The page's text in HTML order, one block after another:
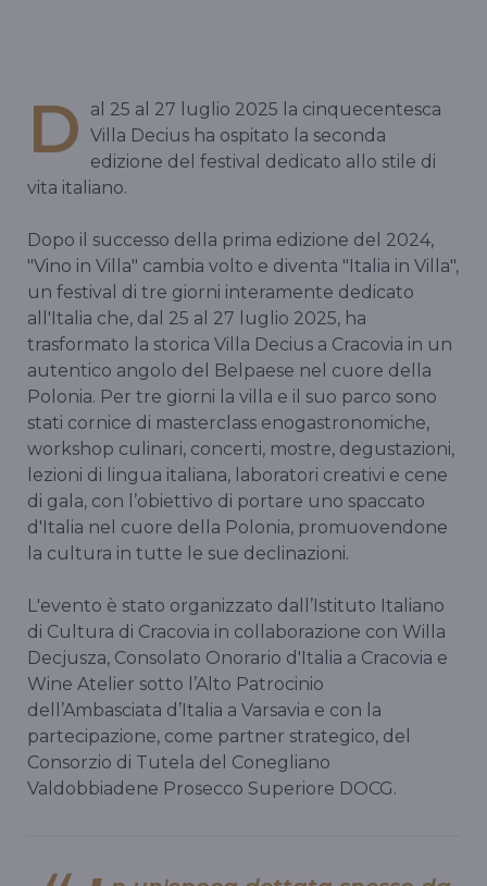
D
al 25 al 27 luglio 2025 la cinquecentesca
Villa Decius ha ospitato la seconda
edizione del festival dedicato allo stile di
vita italiano.
Dopo il successo della prima edizione del 2024,
"Vino in Villa" cambia volto e diventa "Italia in Villa",
un festival di tre giorni interamente dedicato
all'Italia che, dal 25 al 27 luglio 2025, ha
trasformato la storica Villa Decius a Cracovia in un
autentico angolo del Belpaese nel cuore della
Polonia. Per tre giorni la villa e il suo parco sono
stati cornice di masterclass enogastronomiche,
workshop culinari, concerti, mostre, degustazioni,
lezioni di lingua italiana, laboratori creativi e cene
di gala, con l’obiettivo di portare uno spaccato
d'Italia nel cuore della Polonia, promuovendone
la cultura in tutte le sue declinazioni.
L'evento è stato organizzato dall’Istituto Italiano
di Cultura di Cracovia in collaborazione con Willa
Decjusza, Consolato Onorario d'Italia a Cracovia e
Wine Atelier sotto l’Alto Patrocinio
dell’Ambasciata d’Italia a Varsavia e con la
partecipazione, come partner strategico, del
Consorzio di Tutela del Conegliano
Valdobbiadene Prosecco Superiore DOCG.